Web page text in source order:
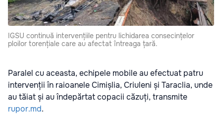
IGSU continuă intervențiile pentru lichidarea consecințelor
ploilor torențiale care au afectat întreaga țară.
Paralel cu aceasta, echipele mobile au efectuat patru
intervenții în raioanele Cimișlia, Criuleni și Taraclia, unde
au tăiat și au îndepărtat copacii căzuți, transmite
rupor.md.